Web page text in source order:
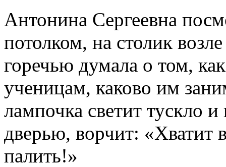
Антонина Сергеевна
потолком, на столик
горечью думала о том,
ученицам, каково им
лампочка светит тускло
дверью, ворчит: «Хватит
палить!»